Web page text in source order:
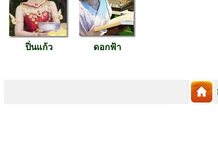
ปิ่นแก้ว ดอกฟ้า